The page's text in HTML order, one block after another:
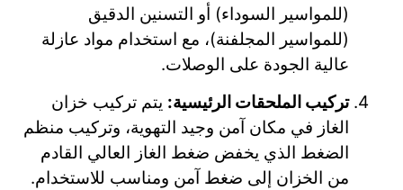
(للمواسير السوداء) أو التسنين الدقيق
(للمواسير المجلفنة)، مع استخدام مواد عازلة
عالية الجودة على الوصلات.
تركيب الملحقات الرئيسية: يتم تركيب خزان
الغاز في مكان آمن وجيد التهوية، وتركيب منظم
الضغط الذي يخفض ضغط الغاز العالي القادم
من الخزان إلى ضغط آمن ومناسب للاستخدام.